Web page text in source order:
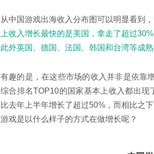
从中国游戏出海收入分布图可以明显看到
上收入增长最快的是美国，拿走了超过
此外英国、德国、法国、韩国和台湾等成
有趣的是，在这些市场的收入并非是依靠
综合排名TOP10的国家基本上收入都出
比去年上半年增长了超过50%，而相比之
游戏是以什么样子的方式在做增长呢？